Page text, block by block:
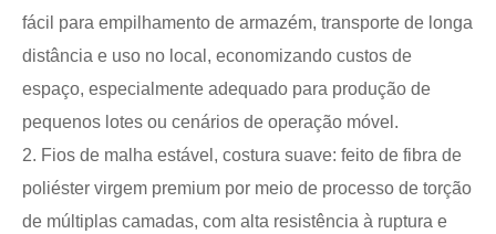
fácil para empilhamento de armazém, transporte de longa
distância e uso no local, economizando custos de
espaço, especialmente adequado para produção de
pequenos lotes ou cenários de operação móvel.
2. Fios de malha estável, costura suave: feito de fibra de
poliéster virgem premium por meio de processo de torção
de múltiplas camadas, com alta resistência à ruptura e